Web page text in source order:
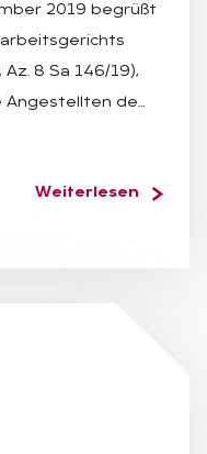
2019 begrüßt
Az. 8 Sa 146/19),
Angestellten de…
Weiterlesen